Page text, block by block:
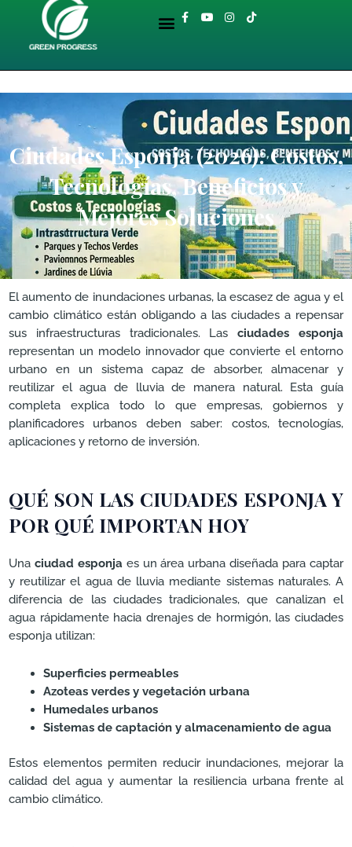
contenido
F
a
o
k
-
f
Y
b
I
g
a
m
T
i
k
Menu
Ciudades Esponja (2026): Costos,
Tecnologías, Beneficios y
Mejores Soluciones
El aumento de inundaciones urbanas, la escasez de agua y el
cambio climático están obligando a las ciudades a repensar
sus infraestructuras tradicionales. Lasciudades esponja
representan un modelo innovador que convierte el entorno
urbano en un sistema capaz de absorber, almacenar y
reutilizar el agua de lluvia de manera natural. Esta guía
completa explica todo lo que empresas, gobiernos y
planificadores urbanos deben saber: costos, tecnologías,
aplicaciones y retorno de inversión.
QUÉ SON LAS CIUDADES ESPONJA Y
POR QUÉ IMPORTAN HOY
Una ciudad esponja es un área urbana diseñada para captar
y reutilizar el agua de lluvia mediante sistemas naturales. A
diferencia de las ciudades tradicionales, que canalizan el
agua rápidamente hacia drenajes de hormigón, las ciudades
esponja utilizan:
Superficies permeables
Azoteas verdes y vegetación urbana
Humedales urbanos
Sistemas de captación y almacenamiento de agua
Estos elementos permiten reducir inundaciones, mejorar la
calidad del agua y aumentar la resiliencia urbana frente al
cambio climático.